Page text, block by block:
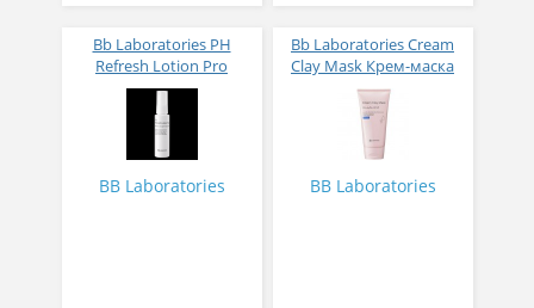
Bb Laboratories PH
Refresh Lotion Pro
Освежающий лосьон
спрей с термальной
водой высокой
концентрации 50 мл
BB Laboratories
Bb Laboratories Cream
Clay Mask Крем-маска
глиняная с
океаническими
минералами и
лекарственными
120 гр
BB Laboratories